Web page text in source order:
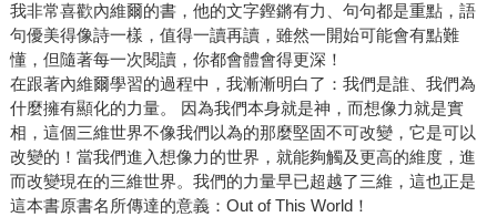
我非常喜歡內維爾的書，他的文字鏗鏘有力、句句都是重點，語
句優美得像詩一樣，值得一讀再讀，雖然一開始可能會有點難
懂，但隨著每一次閱讀，你都會體會得更深！
在跟著內維爾學習的過程中，我漸漸明白了：我們是誰、我們為
什麼擁有顯化的力量。 因為我們本身就是神，而想像力就是實
相，這個三維世界不像我們以為的那麼堅固不可改變，它是可以
改變的！當我們進入想像力的世界，就能夠觸及更高的維度，進
而改變現在的三維世界。我們的力量早已超越了三維，這也正是
這本書原書名所傳達的意義：Out of This World！